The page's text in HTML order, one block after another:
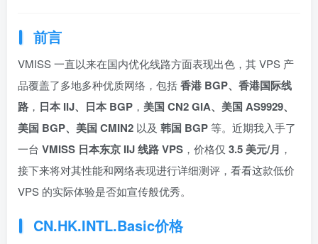
前言
VMISS 一直以来在国内优化线路方面表现出色，其 VPS 产
品覆盖了多地多种优质网络，包括香港 BGP、香港国际线
路 ， 日本 IIJ、日本 BGP ， 美国 CN2 GIA、美国 AS9929、
美国 BGP、美国 CMIN2 以及 韩国 BGP等。近期我入手了
一台 VMISS 日本东京 IIJ 线路 VPS ，价格仅 3.5 美元/月 ，
接下来将对其性能和网络表现进行详细测评，看看这款低价
VPS 的实际体验是否如宣传般优秀。
CN.HK.INTL.Basic价格